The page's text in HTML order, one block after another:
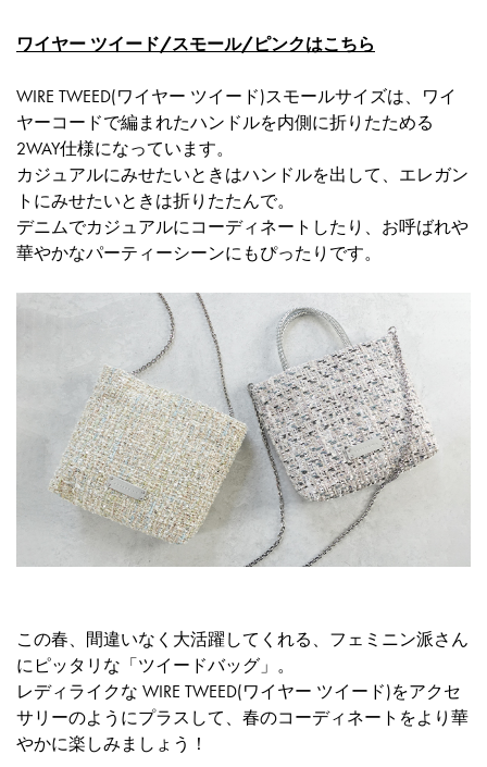
ワイヤー ツイード/スモール/ピンクはこちら
WIRE TWEED(ワイヤー ツイード)スモールサイズは、ワイ
ヤーコードで編まれたハンドルを内側に折りたためる
2WAY仕様になっています。
カジュアルにみせたいときはハンドルを出して、エレガン
トにみせたいときは折りたたんで。
デニムでカジュアルにコーディネートしたり、お呼ばれや
華やかなパーティーシーンにもぴったりです。
この春、間違いなく大活躍してくれる、フェミニン派さん
にピッタリな「ツイードバッグ」。
レディライクな WIRE TWEED(ワイヤー ツイード)をアクセ
サリーのようにプラスして、春のコーディネートをより華
やかに楽しみましょう！